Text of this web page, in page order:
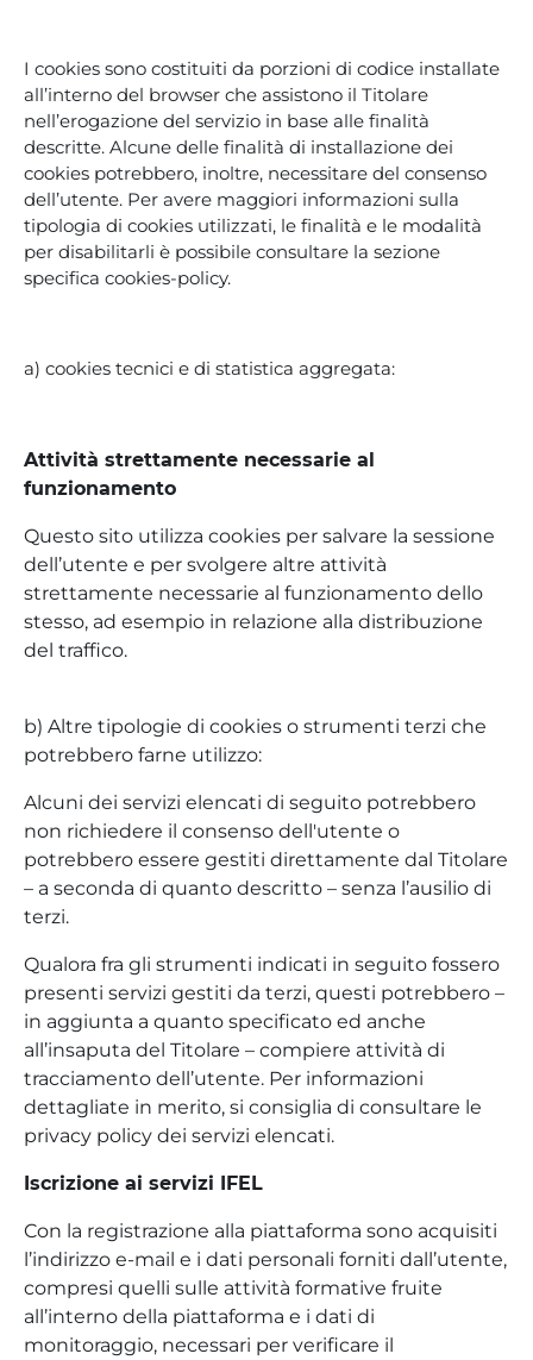
I cookies sono costituiti da porzioni di codice installate
all’interno del browser che assistono il Titolare
nell’erogazione del servizio in base alle finalità
descritte. Alcune delle finalità di installazione dei
cookies potrebbero, inoltre, necessitare del consenso
dell’utente. Per avere maggiori informazioni sulla
tipologia di cookies utilizzati, le finalità e le modalità
per disabilitarli è possibile consultare la sezione
specifica cookies-policy.
a) cookies tecnici e di statistica aggregata:
Attività strettamente necessarie al
funzionamento
Questo sito utilizza cookies per salvare la sessione
dell’utente e per svolgere altre attività
strettamente necessarie al funzionamento dello
stesso, ad esempio in relazione alla distribuzione
del traffico.
b) Altre tipologie di cookies o strumenti terzi che
potrebbero farne utilizzo:
Alcuni dei servizi elencati di seguito potrebbero
non richiedere il consenso dell'utente o
potrebbero essere gestiti direttamente dal Titolare
– a seconda di quanto descritto – senza l’ausilio di
terzi.
Qualora fra gli strumenti indicati in seguito fossero
presenti servizi gestiti da terzi, questi potrebbero –
in aggiunta a quanto specificato ed anche
all’insaputa del Titolare – compiere attività di
tracciamento dell’utente. Per informazioni
dettagliate in merito, si consiglia di consultare le
privacy policy dei servizi elencati.
Iscrizione ai servizi IFEL
Con la registrazione alla piattaforma sono acquisiti
l’indirizzo e-mail e i dati personali forniti dall’utente,
compresi quelli sulle attività formative fruite
all’interno della piattaforma e i dati di
monitoraggio, necessari per verificare il